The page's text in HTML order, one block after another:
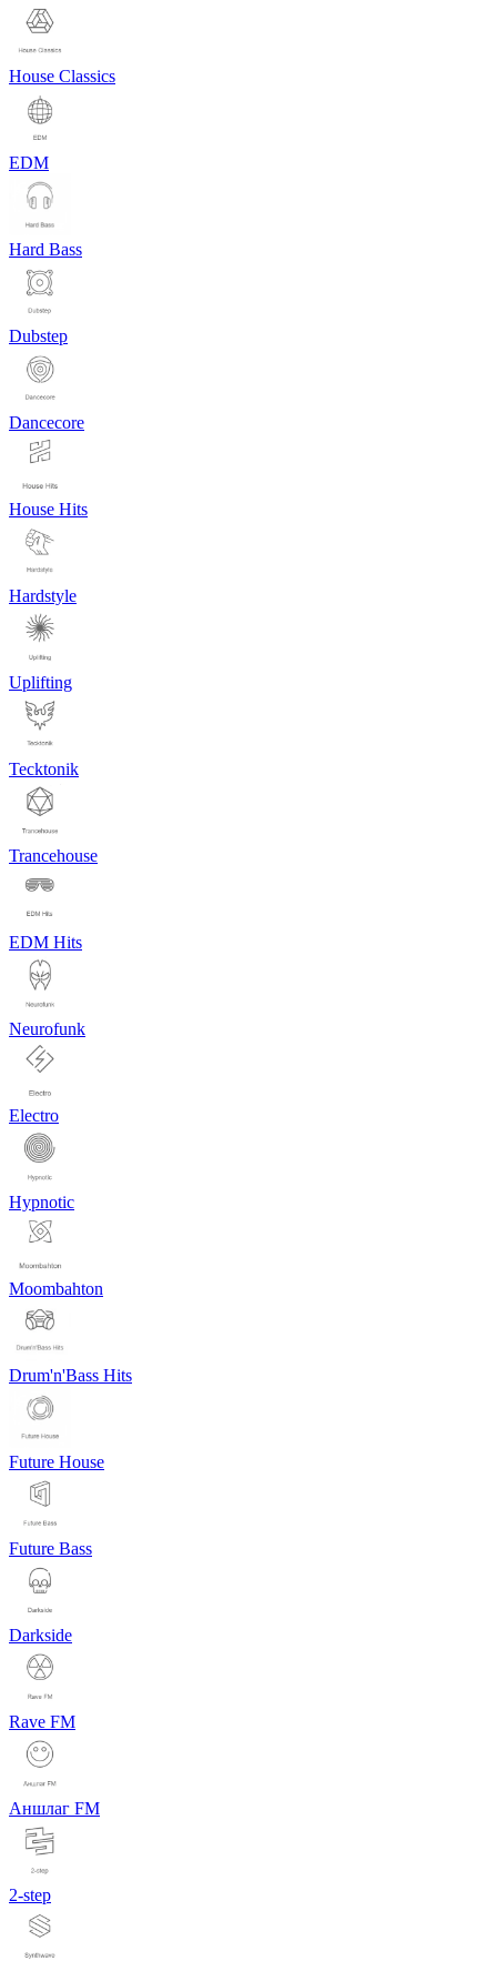
House Classics
EDM
Hard Bass
Dubstep
Dancecore
House Hits
Hardstyle
Uplifting
Tecktonik
Trancehouse
EDM Hits
Neurofunk
Electro
Hypnotic
Moombahton
Drum'n'Bass Hits
Future House
Future Bass
Darkside
Rave FM
Аншлаг FM
2-step